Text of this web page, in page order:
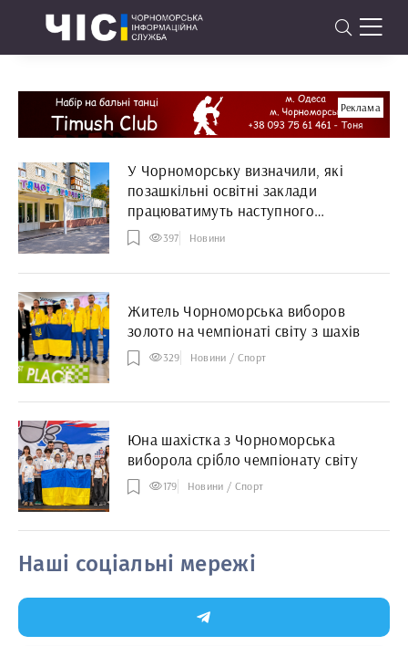
Реклама
У Чорноморську визначили, які
позашкільні освітні заклади
працюватимуть наступного
навчального року
397 Новини
Житель Чорноморська виборов
золото на чемпіонаті світу з шахів
329 Новини / Спорт
Юна шахістка з Чорноморська
виборола срібло чемпіонату світу
179 Новини / Спорт
Наші соціальні мережі